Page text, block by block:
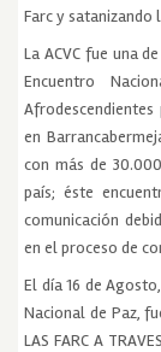
Farc y satanizando
La ACVC fue una
Encuentro
en
con más de
país; éste
comunicación
en el proceso de
El día 16 de
Nacional de Paz,
LAS FARC A